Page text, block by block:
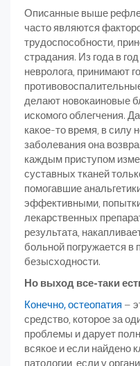
Описанные выше
часто являются
трудоспособности,
страдания. Из года в
невролога, принимают
делают новокаиновые
искомого облегчения.
какое-то время, в силу
заболевания она
каждым приступом
суставных тканей
помогавшие
эффективными,
лекарственных
результата,
больной погружается в
безысходности.
Но выход все-таки
Конечно,остеопатия –
средство, которое за
проблемы и дарует
всякое и если найдено
патологии, если у